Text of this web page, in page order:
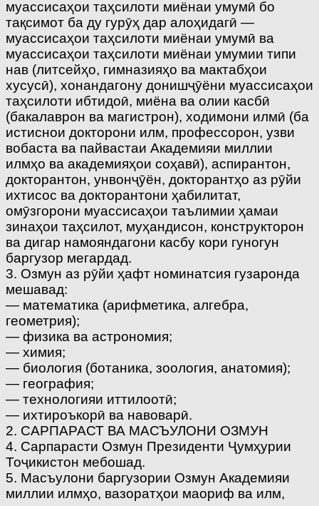
муассисаҳои таҳсилоти миёнаи умумӣ бо
тақсимот ба ду гурӯҳ дар алоҳидагӣ —
муассисаҳои таҳсилоти миёнаи умумӣ ва
муассисаҳои таҳсилоти миёнаи умумии типи
нав (литсейҳо, гимназияҳо ва мактабҳои
хусусӣ), хонандагону донишҷӯёни муассисаҳои
таҳсилоти ибтидоӣ, миёна ва олии касбӣ
(бакалаврон ва магистрон), ходимони илмӣ (ба
истиснои докторони илм, профессорон, узви
вобаста ва пайвастаи Академияи миллии
илмҳо ва академияҳои соҳавӣ), аспирантон,
докторантон, унвонҷӯён, докторантҳо аз рӯйи
ихтисос ва докторантони ҳабилитат,
омӯзгорони муассисаҳои таълимии ҳамаи
зинаҳои таҳсилот, муҳандисон, конструкторон
ва дигар намояндагони касбу кори гуногун
баргузор мегардад.
3. Озмун аз рӯйи ҳафт номинатсия гузаронда
мешавад:
— математика (арифметика, алгебра,
геометрия);
— физика ва астрономия;
— химия;
— биология (ботаника, зоология, анатомия);
— география;
— технологияи иттилоотӣ;
— ихтироъкорӣ ва навоварӣ.
2. САРПАРАСТ ВА МАСЪУЛОНИ ОЗМУН
4. Сарпарасти Озмун Президенти Ҷумҳурии
Тоҷикистон мебошад.
5. Масъулони баргузории Озмун Академияи
миллии илмҳо, вазоратҳои маориф ва илм,